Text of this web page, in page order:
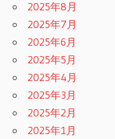
2025年8月
2025年7月
2025年6月
2025年5月
2025年4月
2025年3月
2025年2月
2025年1月